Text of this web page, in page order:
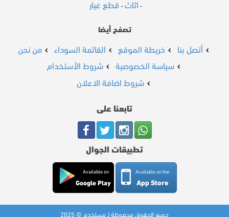
- اثاث -قطع غيار
تصفح أيضا
أتصل بنا خريطة الموقع القائمة السوداء
من نحن
سياسة الخصوصية
شروط الأستخدام
شروط اضافة الاعلان
تابعنا على
تطبيقات الجوال
Available on the
App Store
Available on
Google Play
جميع الحقوق محفوظة لـ مستخدم © 2025